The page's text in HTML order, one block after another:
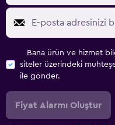
Bana ürün ve hizmet
siteler üzerindeki
ile gönder.
Fiyat Alarmı Oluştur